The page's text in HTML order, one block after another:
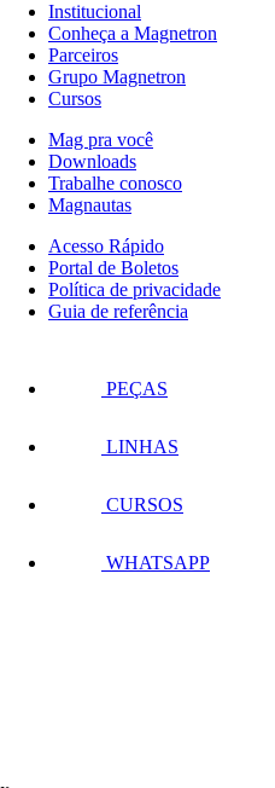
Institucional
Conheça a Magnetron
Parceiros
Grupo Magnetron
Cursos
Mag pra você
Downloads
Trabalhe conosco
Magnautas
Acesso Rápido
Portal de Boletos
Política de privacidade
Guia de referência
PEÇAS
LINHAS
CURSOS
WHATSAPP